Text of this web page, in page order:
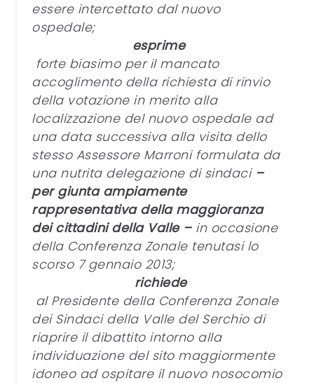
essere intercettato dal nuovo
ospedale;
esprime
forte biasimo per il mancato
accoglimento della richiesta di rinvio
della votazione in merito alla
localizzazione del nuovo ospedale ad
una data successiva alla visita dello
stesso Assessore Marroni formulata da
una nutrita delegazione di sindaci –
per giunta ampiamente
rappresentativa della maggioranza
dei cittadini della Valle –in occasione
della Conferenza Zonale tenutasi lo
scorso 7 gennaio 2013;
richiede
al Presidente della Conferenza Zonale
dei Sindaci della Valle del Serchio di
riaprire il dibattito intorno alla
individuazione del sito maggiormente
idoneo ad ospitare il nuovo nosocomio